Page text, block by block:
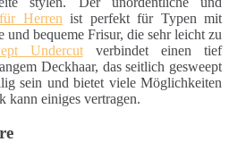
Herren ist perfekt für Typen mit
und bequeme Frisur, die sehr leicht zu
Undercutverbindet einen tief
Deckhaar, das seitlich gesweept
sein und bietet viele Möglichkeiten
kann einiges vertragen.